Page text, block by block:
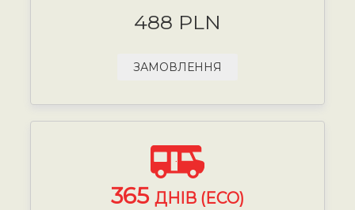
488 PLN
ЗАМОВЛЕННЯ
365 ДНІВ (ECO)